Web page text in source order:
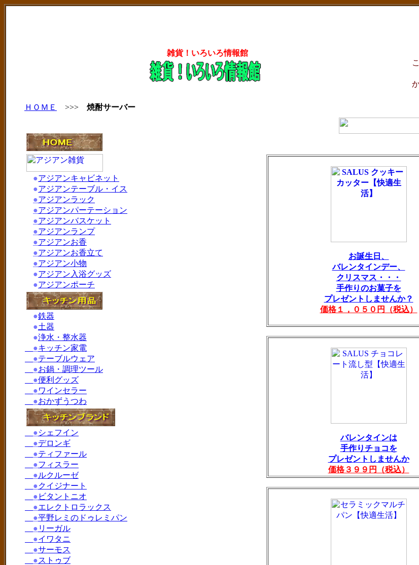
雑貨！いろいろ情報館
ＨＯＭＥ
>>> 焼酎サーバー
お誕生日、
バレンタインデー、
クリスマス・・・
手作りのお菓子を
プレゼントしませんか？
価格１，０５０円（税込）
バレンタインは
手作りチョコを
プレゼントしませんか
価格３９９円（税込）
●アジアンキャビネット
●アジアンテーブル・イス
●アジアンラック
●アジアンパーテーション
●アジアンバスケット
●アジアンランプ
●アジアンお香
●アジアンお香立て
●アジアン小物
●アジアン入浴グッズ
●アジアンポーチ
●鉄器
●土器
●浄水・整水器
●キッチン家電
●テーブルウェア
●お鍋・調理ツール
●便利グッズ
●ワインセラー
●おかずうつわ
●シェフイン
●デロンギ
●ティファール
●フィスラー
●ルクルーゼ
●クイジナート
● ビタントニオ
●エレクトロラックス
●平野レミのドゥレミパン
● リーガル
●イワタニ
●サーモス
●ストゥブ